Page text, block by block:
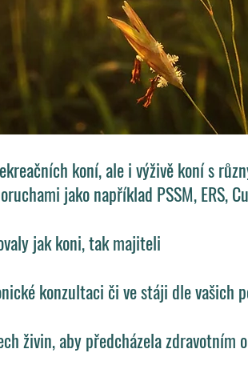
koní, ale i výživě koní s
jako například PSSM, ERS,
jak koni, tak majiteli
konzultaci či ve stáji dle vašich
živin, aby předcházela